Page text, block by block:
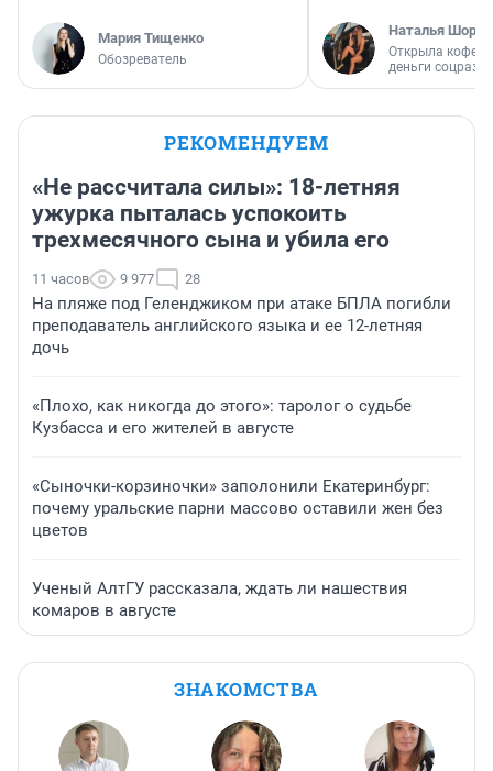
Мария Тищенко
Обозреватель
Наталья
Открыла
деньги
РЕКОМЕНДУЕМ
«Не рассчитала силы»: 18-летняя
ужурка пыталась успокоить
трехмесячного сына и убила его
11 часов 9 977 28
На пляже под Геленджиком при атаке БПЛА погибли
преподаватель английского языка и ее 12-летняя
дочь
«Плохо, как никогда до этого»: таролог о судьбе
Кузбасса и его жителей в августе
«Сыночки-корзиночки» заполонили Екатеринбург:
почему уральские парни массово оставили жен без
цветов
Ученый АлтГУ рассказала, ждать ли нашествия
комаров в августе
ЗНАКОМСТВА